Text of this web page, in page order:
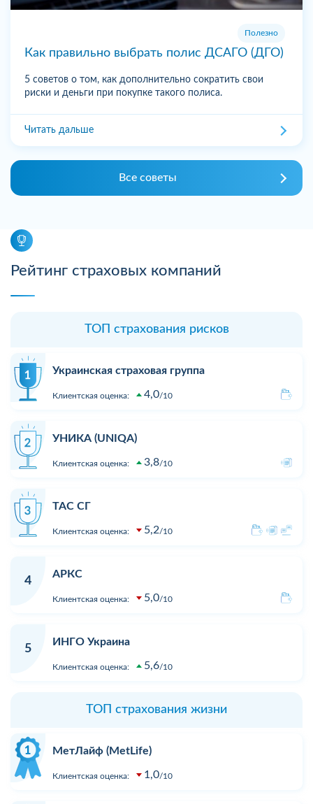
Полезно
Как правильно выбрать полис ДСАГО (ДГО)
5 советов о том, как дополнительно сократить свои
риски и деньги при покупке такого полиса.
Читать дальше
Все советы
Рейтинг страховых компаний
ТОП страхования рисков
Украинская страховая группа
Клиентская оценка: 4,0 10
УНИКА (UNIQA)
Клиентская оценка: 3,8 10
ТАС СГ
Клиентская оценка: 5,2 10
4
АРКС
Клиентская оценка: 5,0 10
5
ИНГО Украина
Клиентская оценка: 5,6 10
ТОП страхования жизни
МетЛайф (MetLife)
Клиентская оценка: 1,0 10